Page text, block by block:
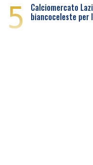
5 Calciomercato
biancoceleste per